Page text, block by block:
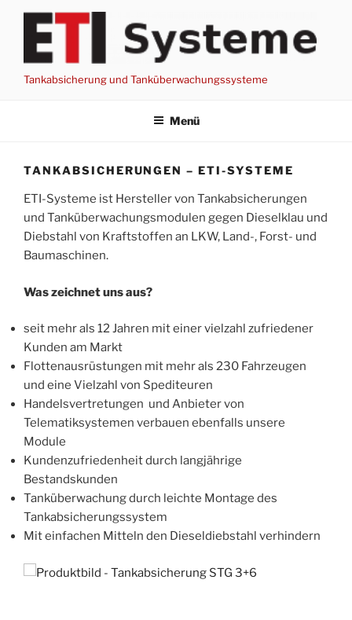
Zum
springen
Tankabsicherung und Tanküberwachungssysteme
Menü
TANKABSICHERUNGEN – ETI-SYSTEME
ETI-Systeme ist Hersteller von Tankabsicherungen
und Tanküberwachungsmodulen gegen Dieselklau und
Diebstahl von Kraftstoffen an LKW, Land-, Forst- und
Baumaschinen.
Was zeichnet uns aus?
seit mehr als 12 Jahren mit einer vielzahl zufriedener
Kunden am Markt
Flottenausrüstungen mit mehr als 230 Fahrzeugen
und eine Vielzahl von Spediteuren
Handelsvertretungen und Anbieter von
Telematiksystemen verbauen ebenfalls unsere
Module
Kundenzufriedenheit durch langjährige
Bestandskunden
Tanküberwachung durch leichte Montage des
Tankabsicherungssystem
Mit einfachen Mitteln den Dieseldiebstahl verhindern